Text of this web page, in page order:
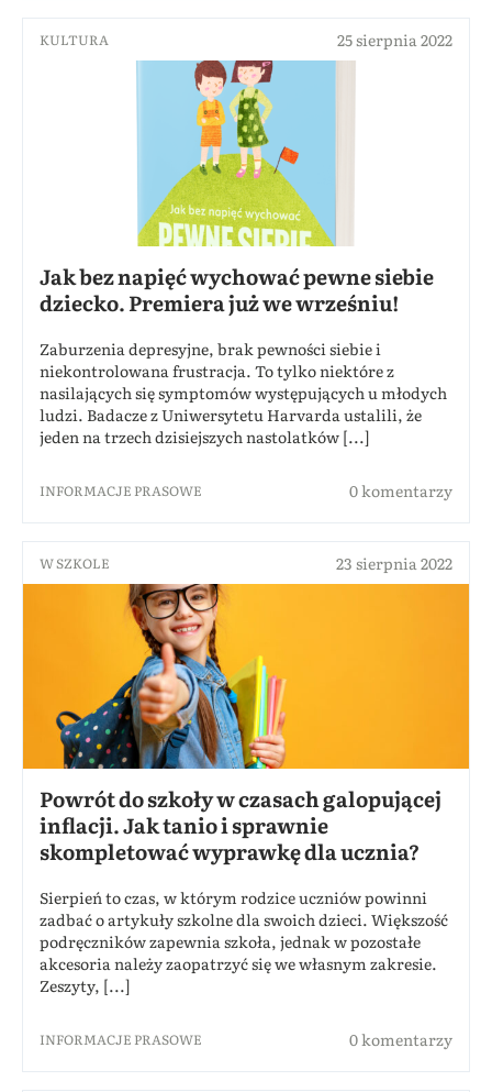
KULTURA 25 sierpnia 2022
Jak bez napięć wychować pewne siebie
dziecko. Premiera już we wrześniu!
Zaburzenia depresyjne, brak pewności siebie i
niekontrolowana frustracja. To tylko niektóre z
nasilających się symptomów występujących u młodych
ludzi. Badacze z Uniwersytetu Harvarda ustalili, że
jeden na trzech dzisiejszych nastolatków [...]
INFORMACJE PRASOWE 0 komentarzy
W SZKOLE 23 sierpnia 2022
Powrót do szkoły w czasach galopującej
inflacji. Jak tanio i sprawnie
skompletować wyprawkę dla ucznia?
Sierpień to czas, w którym rodzice uczniów powinni
zadbać o artykuły szkolne dla swoich dzieci. Większość
podręczników zapewnia szkoła, jednak w pozostałe
akcesoria należy zaopatrzyć się we własnym zakresie.
Zeszyty, [...]
INFORMACJE PRASOWE 0 komentarzy